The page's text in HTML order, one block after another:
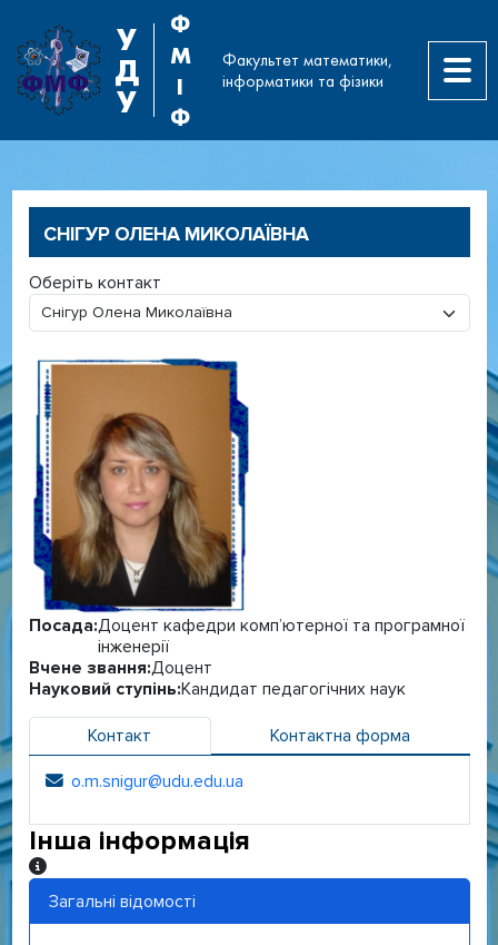
У
Д
У
Ф
М
І
Ф
Факультет математики,
інформатики та фізики
СНІГУР ОЛЕНА МИКОЛАЇВНА
Оберіть контакт
Посада:Доцент кафедри комп’ютерної та програмної
інженерії
Вчене звання:Доцент
Науковий ступінь:Кандидат педагогічних наук
Контакт Контактна форма
Електронна адреса:
o.m.snigur@udu.edu.ua
Інша інформація
Інша інформація
Загальні відомості